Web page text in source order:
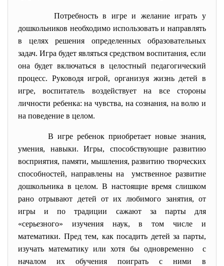
Потребность в игре и желание играть у
дошкольников необходимо использовать и направлять
в целях решения определенных образовательных
задач. Игра будет являться средством воспитания, если
она будет включаться в целостный педагогический
процесс. Руководя игрой, организуя жизнь детей в
игре, воспитатель воздействует на все стороны
личности ребенка: на чувства, на сознания, на волю и
на поведение в целом.
В игре ребенок приобретает новые знания,
умения, навыки. Игры, способствующие развитию
восприятия, памяти, мышления, развитию творческих
способностей, направлены на умственное развитие
дошкольника в целом. В настоящие время слишком
рано отрывают детей от их любимого занятия, от
игры и по традиции сажают за парты для
«серьезного» изучения наук, в том числе и
математики. Пред тем, как посадить детей за парты,
изучать математику или хотя бы одновременно с
началом их обучения поиграть с ними в